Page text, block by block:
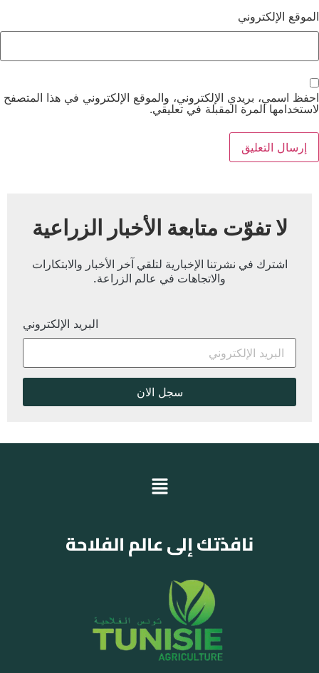
الموقع الإلكتروني
احفظ اسمي، بريدي الإلكتروني، والموقع الإلكتروني في هذا المتصفح
لاستخدامها المرة المقبلة في تعليقي.
لا تفوّت متابعة الأخبار الزراعية
اشترك في نشرتنا الإخبارية لتلقي آخر الأخبار والابتكارات
والاتجاهات في عالم الزراعة.
البريد الإلكتروني
نافذتك إلى عالم الفلاحة